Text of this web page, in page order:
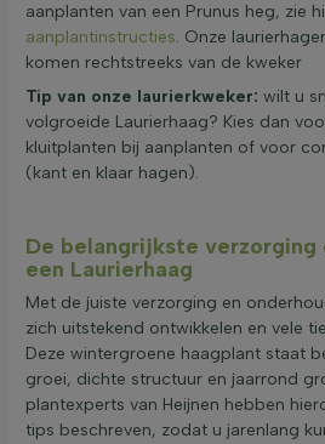
aanplanten van een Prunus heg, zie
aanplantinstructies. Onze
komen rechtstreeks van de kweker
Tip van onze laurierkweker: wilt u
volgroeide Laurierhaag? Kies dan
kluitplanten bij aanplanten of voor
(kant en klaar hagen).
De belangrijkste verzorging
een Laurierhaag
Met de juiste verzorging en
zich uitstekend ontwikkelen en vele
Deze wintergroene haagplant staat
groei, dichte structuur en jaarrond
plantexperts van Heijnen hebben
tips beschreven, zodat u jarenlang